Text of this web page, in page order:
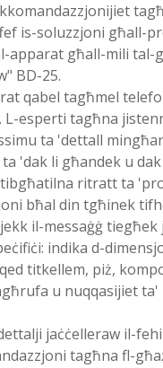
is-soluzzjoni għall-
apparat għall-mili
BD-25.
qabel tagħmel
L-esperti tagħna
ta 'dettall
'dak li għandek u
tibgħatilna ritratt ta
bħal din tgħinek
il-messaġġ tiegħek
indika d-
titkellem, piż,
u nuqqasijiet
jaċċelleraw il-
tagħna fl-